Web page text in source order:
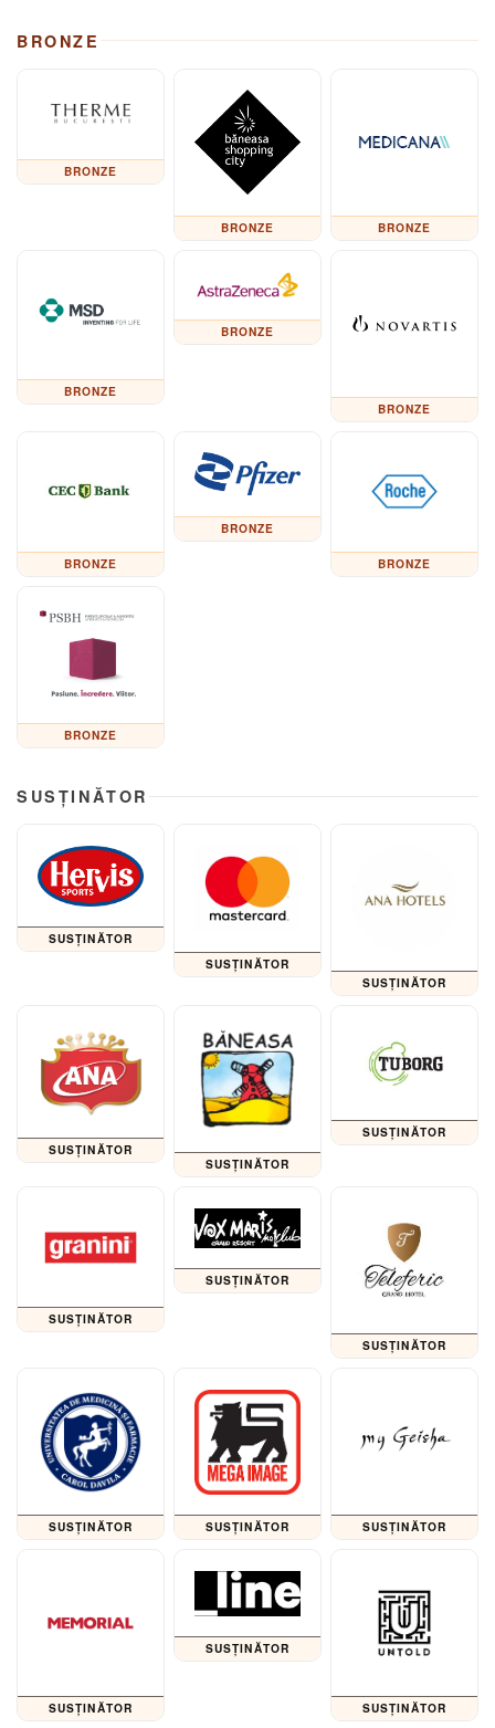
BRONZE
BRONZE
BRONZE BRONZE
BRONZE
BRONZE
BRONZE
BRONZE
BRONZE
BRONZE
BRONZE
SUSȚINĂTOR
SUSȚINĂTOR
SUSȚINĂTOR
SUSȚINĂTOR
SUSȚINĂTOR
SUSȚINĂTOR
SUSȚINĂTOR
SUSȚINĂTOR
SUSȚINĂTOR
SUSȚINĂTOR
SUSȚINĂTOR SUSȚINĂTOR SUSȚINĂTOR
SUSȚINĂTOR
SUSȚINĂTOR
SUSȚINĂTOR